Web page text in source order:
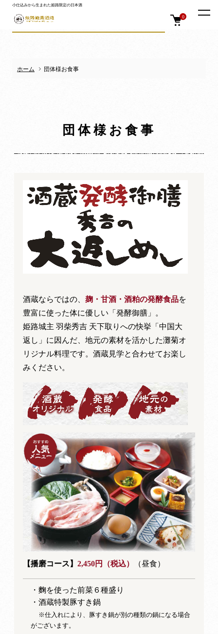
小仕込みから生まれた姫路限定の日本酒
0
ホーム 団体様お食事
団体様お食事
酒蔵ならではの、 麹・甘酒・酒粕の発酵食品を
豊富に使った体に優しい「発酵御膳」。
姫路城主 羽柴秀吉 天下取りへの快挙「中国大
返し」に因んだ、地元の素材を活かした灘菊オ
リジナル料理です。酒蔵見学と合わせてお楽し
みください。
【播磨コース】 2,450円（税込） （昼食）
・麴を使った前菜６種盛り
・酒蔵特製豚すき鍋
※仕入れにより、豚すき鍋が別の種類の鍋になる場合
がございます。